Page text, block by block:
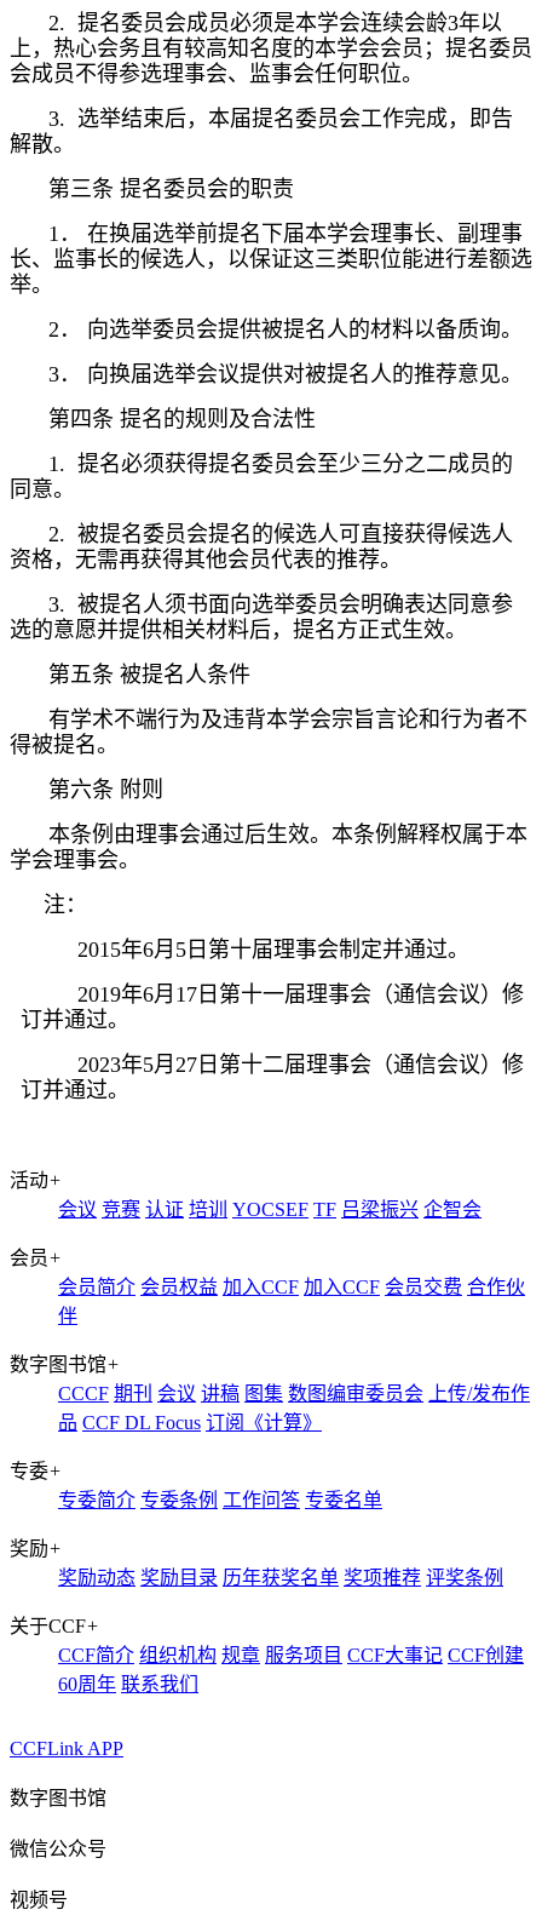
2. 提名委员会成员必须是本学会连续会龄3年以
上，热心会务且有较高知名度的本学会会员；提名委员
会成员不得参选理事会、监事会任何职位。
3. 选举结束后，本届提名委员会工作完成，即告
解散。
第三条 提名委员会的职责
1． 在换届选举前提名下届本学会理事长、副理事
长、监事长的候选人，以保证这三类职位能进行差额选
举。
2． 向选举委员会提供被提名人的材料以备质询。
3． 向换届选举会议提供对被提名人的推荐意见。
第四条 提名的规则及合法性
1. 提名必须获得提名委员会至少三分之二成员的
同意。
2. 被提名委员会提名的候选人可直接获得候选人
资格，无需再获得其他会员代表的推荐。
3. 被提名人须书面向选举委员会明确表达同意参
选的意愿并提供相关材料后，提名方正式生效。
第五条 被提名人条件
有学术不端行为及违背本学会宗旨言论和行为者不
得被提名。
第六条 附则
本条例由理事会通过后生效。本条例解释权属于本
学会理事会。
注：
2015年6月 5 日第十届理事会制定并通过。
2019年6月 17 日第十一届理事会（通信会议）修
订并通过。
2023年5月 27 日第十二届理事会（通信会议）修
订并通过。
活动+
会议 竞赛 认证 培训 YOCSEF TF 吕梁振兴 企智会
会员+
会员简介 会员权益 加入CCF 加入CCF 会员交费 合作伙
伴
数字图书馆+
CCCF 期刊 会议 讲稿 图集 数图编审委员会
上传/发布作
品 CCF DL Focus 订阅《计算》
专委+
专委简介 专委条例 工作问答 专委名单
奖励+
奖励动态 奖励目录 历年获奖名单 奖项推荐 评奖条例
关于CCF+
CCF简介 组织机构 规章 服务项目 CCF大事记 CCF创建
60周年 联系我们
CCFLink APP
数字图书馆
微信公众号
视频号